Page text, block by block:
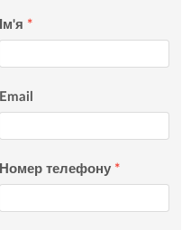
Ім'я *
Email
Номер телефону *